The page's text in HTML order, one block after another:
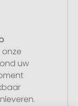
uw